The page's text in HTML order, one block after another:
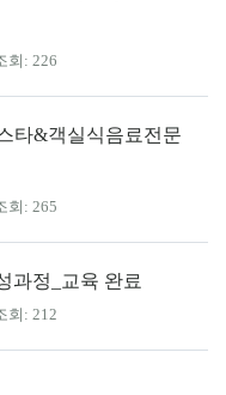
226
타&객실식음료전문
265
과정_교육 완료
212